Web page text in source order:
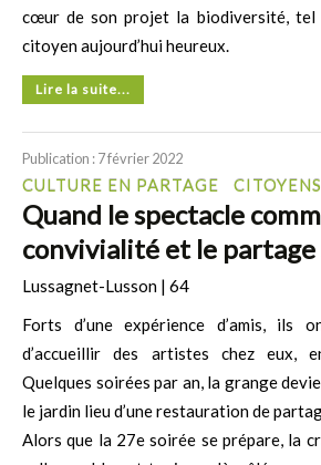
cœur de son projet la biodiversité, tel
citoyen aujourd’hui heureux.
Lire la suite...
Publication : 7 février 2022
CULTURE EN PARTAGE
Quand le spectacle
convivialité et le partage
Lussagnet-Lusson | 64
Forts d’une expérience d’amis, ils
d’accueillir des artistes chez eux,
Quelques soirées par an, la grange
le jardin lieu d’une restauration de
Alors que la 27e soirée se prépare, la